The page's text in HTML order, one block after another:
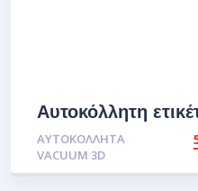
Αυτοκόλλητη
UV
ΑΥΤΟΚΌΛΛΗΤΑ
VACUUM 3D